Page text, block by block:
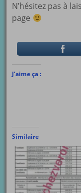
N’hésitez pas à
page
J’aime ça :
Similaire